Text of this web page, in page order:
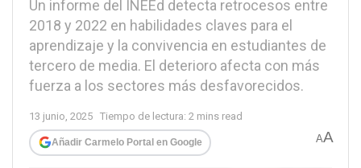
Un informe del INEEd detecta retrocesos entre
2018 y 2022 en habilidades claves para el
aprendizaje y la convivencia en estudiantes de
tercero de media. El deterioro afecta con más
fuerza a los sectores más desfavorecidos.
13 junio, 2025 Tiempo de lectura: 2 mins read
Añadir Carmelo Portal en Google AA